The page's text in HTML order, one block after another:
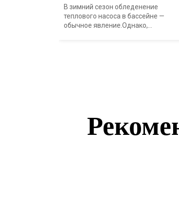
В зимний сезон обледенение
теплового насоса в бассейне —
обычное явление.Однако,...